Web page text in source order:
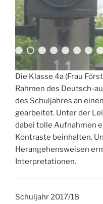
Die Klasse 4a (Frau
Rahmen des Deutsch-
des Schuljahres an
gearbeitet. Unter der
dabei tolle Aufnahmen
Kontraste beinhalten.
Herangehensweisen
Interpretationen.
Schuljahr 2017/18